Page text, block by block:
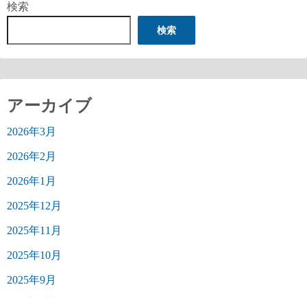
検索
検索
アーカイブ
2026年3月
2026年2月
2026年1月
2025年12月
2025年11月
2025年10月
2025年9月